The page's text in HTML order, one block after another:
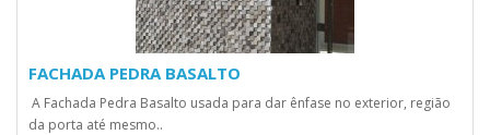
FACHADA PEDRA BASALTO
A Fachada Pedra Basalto usada para dar ênfase no exterior, região
da porta até mesmo..